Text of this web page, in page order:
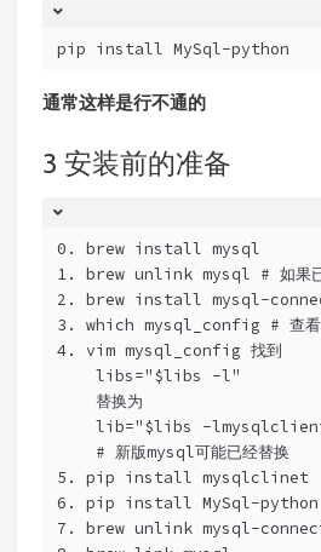
pip install MySql-python
通常这样是行不通的
安装前的准备
0. brew install mysql
1. brew unlink mysql # 如果已
2. brew install mysql-
3. which mysql_config # 查看
4. vim mysql_config 找到
    libs="$libs -l"
    替换为
lib="$libs -
    # 新版mysql可能已经替换
5. pip install mysqlclinet
6. pip install MySql-python
7. brew unlink mysql-